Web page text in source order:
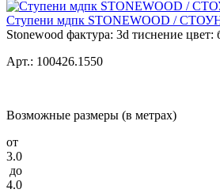
Ступени мдпк STONEWOOD /
Stonewood фактура: 3d тиснение цвет:
Арт.: 100426.1550
Возможные размеры (в метрах)
от
3.0
до
4.0